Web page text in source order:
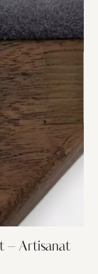
– Artisanat